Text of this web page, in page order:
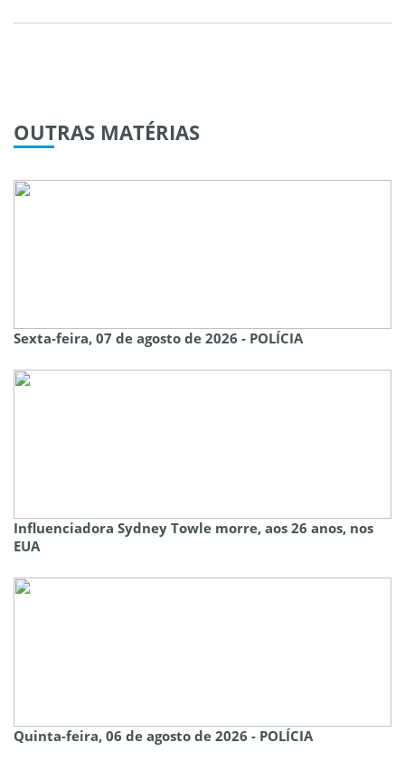
OUTRAS MATÉRIAS
Sexta-feira, 07 de agosto de 2026 - POLÍCIA
Influenciadora Sydney Towle morre, aos 26 anos, nos
EUA
Quinta-feira, 06 de agosto de 2026 - POLÍCIA